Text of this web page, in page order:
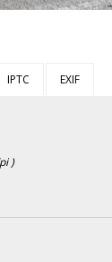
IPTC EXIF
)